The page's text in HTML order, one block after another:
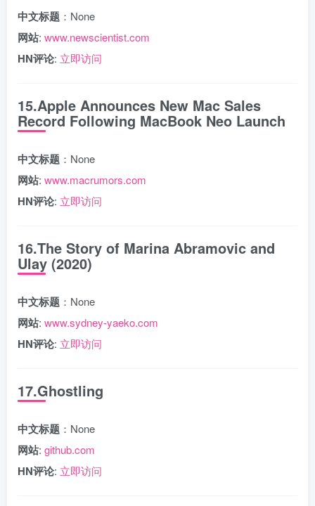
中文标题 ：None
网站: www.newscientist.com
HN评论: 立即访问
15.Apple Announces New Mac Sales
Record Following MacBook Neo Launch
中文标题 ：None
网站: www.macrumors.com
HN评论: 立即访问
16.The Story of Marina Abramovic and
Ulay (2020)
中文标题 ：None
网站: www.sydney-yaeko.com
HN评论: 立即访问
17.Ghostling
中文标题 ：None
网站: github.com
HN评论: 立即访问